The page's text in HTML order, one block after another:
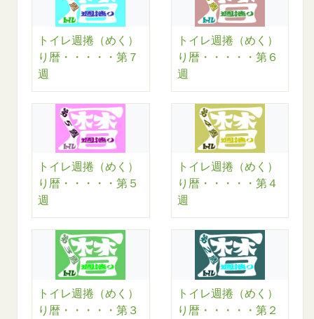
トイレ週捲（めく）
り暦・・・・・第７
週
トイレ週捲（めく）
り暦・・・・・第６
週
トイレ週捲（めく）
り暦・・・・・第５
週
トイレ週捲（めく）
り暦・・・・・第４
週
トイレ週捲（めく）
り暦・・・・・第３
トイレ週捲（めく）
り暦・・・・・第２